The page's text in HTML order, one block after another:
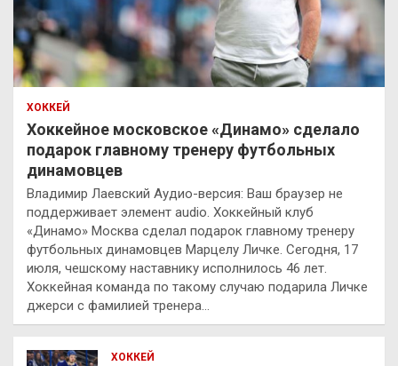
ХОККЕЙ
Хоккейное московское «Динамо» сделало
подарок главному тренеру футбольных
динамовцев
Владимир Лаевский Аудио-версия: Ваш браузер не
поддерживает элемент audio. Хоккейный клуб
«Динамо» Москва сделал подарок главному тренеру
футбольных динамовцев Марцелу Личке. Сегодня, 17
июля, чешскому наставнику исполнилось 46 лет.
Хоккейная команда по такому случаю подарила Личке
джерси с фамилией тренера…
ХОККЕЙ